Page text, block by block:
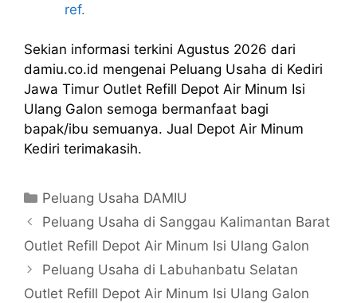
ref.
Sekian informasi terkini Agustus 2026 dari
damiu.co.id mengenai Peluang Usaha di Kediri
Jawa Timur Outlet Refill Depot Air Minum Isi
Ulang Galon semoga bermanfaat bagi
bapak/ibu semuanya. Jual Depot Air Minum
Kediri terimakasih.
Kategori
Peluang Usaha DAMIU
Peluang Usaha di Sanggau Kalimantan Barat
Outlet Refill Depot Air Minum Isi Ulang Galon
Peluang Usaha di Labuhanbatu Selatan
Outlet Refill Depot Air Minum Isi Ulang Galon